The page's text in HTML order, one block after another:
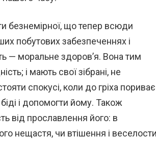
безнемірної, що тепер всюди
побутових забезпеченнях і
— моральне здоров’я. Вона тим
і мають свої зібрані, не
спокусі, коли до гріха
і допомогти йому. Також
від прославлення його: в
нещастя, чи втішення і